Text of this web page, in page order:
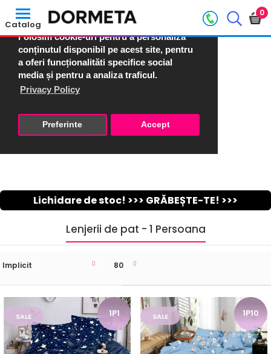
Folosim cookie-uri pentru a personaliza
conținutul disponibil pe acest site, pentru
a oferi funcționalităti specifice social
media și pentru a analiza traficul.
Privacy Policy
Accept X
Preferinte Accept
Catalog
0
Lichidare de stoc! >>> GRĂBEȘTE-TE! >>>
Lenjerii de pat - 1 Persoana
1P1
SALE 1P1
SALE 1P10
SALE